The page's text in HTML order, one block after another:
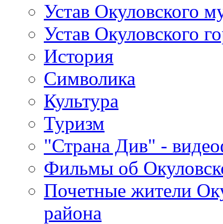
Устав Окуловского
Устав Окуловского
История
Символика
Культура
Туризм
"Страна Див" -
Фильмы об
Почетные жители
района